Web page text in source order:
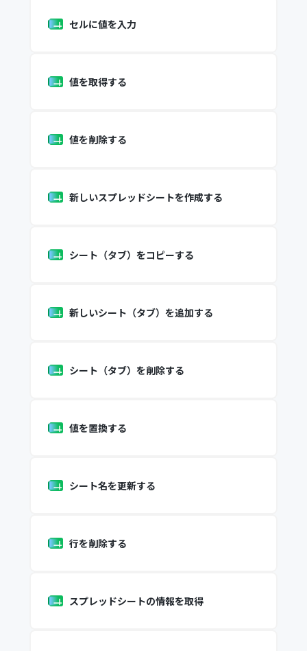
セルに値を入力
値を取得する
値を削除する
新しいスプレッドシートを作成する
シート（タブ）をコピーする
新しいシート（タブ）を追加する
シート（タブ）を削除する
値を置換する
シート名を更新する
行を削除する
スプレッドシートの情報を取得